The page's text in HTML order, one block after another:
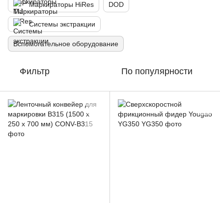
Маркираторы HiRes DOD
Системы экстракции
Вспомогательное оборудование
Фильтр По популярности